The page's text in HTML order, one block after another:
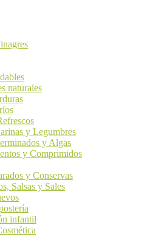
naturales
y Legumbres
y Algas
y Comprimidos
y Conservas
Salsas y Sales
infantil